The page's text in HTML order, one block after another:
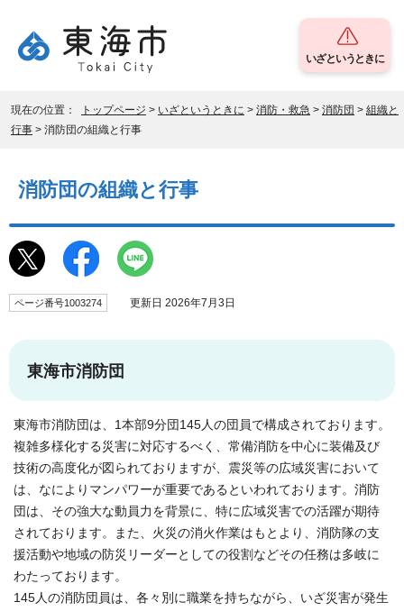
いざというときに
現在の位置： トップページ > いざというときに > 消防・救急 > 消防団 > 組織と
行事 > 消防団の組織と行事
消防団の組織と行事
ページ番号1003274 更新日 2026年7月3日
東海市消防団
東海市消防団は、1本部9分団145人の団員で構成されております。
複雑多様化する災害に対応するべく、常備消防を中心に装備及び
技術の高度化が図られておりますが、震災等の広域災害において
は、なによりマンパワーが重要であるといわれております。消防
団は、その強大な動員力を背景に、特に広域災害での活躍が期待
されております。また、火災の消火作業はもとより、消防隊の支
援活動や地域の防災リーダーとしての役割などその任務は多岐に
わたっております。
145人の消防団員は、各々別に職業を持ちながら、いざ災害が発生